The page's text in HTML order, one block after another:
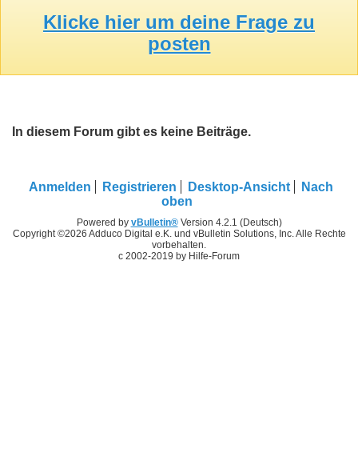
Klicke hier um deine Frage zu
posten
In diesem Forum gibt es keine Beiträge.
Anmelden Registrieren Desktop-Ansicht
Nach
oben
Powered by vBulletin®Version 4.2.1 (Deutsch)
Copyright ©2026 Adduco Digital e.K. und vBulletin Solutions, Inc. Alle Rechte
vorbehalten.
c 2002-2019 by Hilfe-Forum